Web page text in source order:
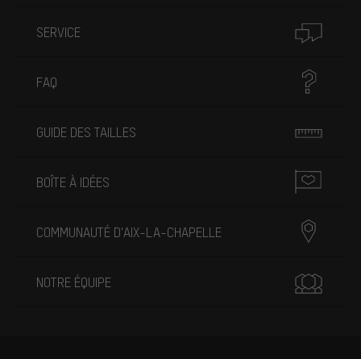
SERVICE
FAQ
GUIDE DES TAILLES
BOÎTE À IDÉES
COMMUNAUTÉ D'AIX-LA-CHAPELLE
NOTRE ÉQUIPE